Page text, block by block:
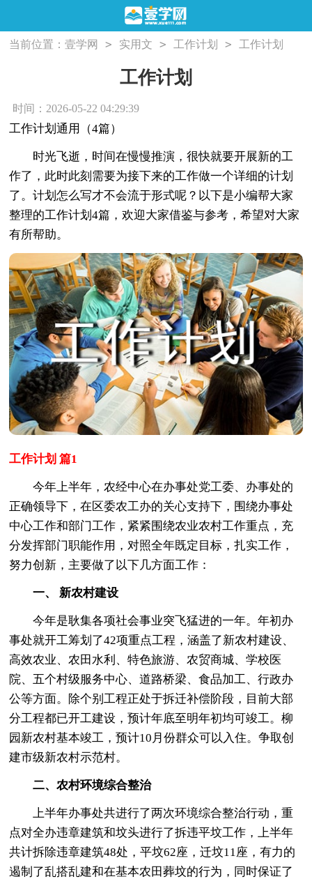
当前位置：壹学网 > 实用文 > 工作计划 > 工作计划
工作计划
时间：2026-05-22 04:29:39
工作计划通用（4篇）
时光飞逝，时间在慢慢推演，很快就要开展新的工
作了，此时此刻需要为接下来的工作做一个详细的计划
了。计划怎么写才不会流于形式呢？以下是小编帮大家
整理的工作计划4篇，欢迎大家借鉴与参考，希望对大家
有所帮助。
工作计划 篇1
今年上半年，农经中心在办事处党工委、办事处的
正确领导下，在区委农工办的关心支持下，围绕办事处
中心工作和部门工作，紧紧围绕农业农村工作重点，充
分发挥部门职能作用，对照全年既定目标，扎实工作，
努力创新，主要做了以下几方面工作：
一、 新农村建设
今年是耿集各项社会事业突飞猛进的一年。年初办
事处就开工筹划了42项重点工程，涵盖了新农村建设、
高效农业、农田水利、特色旅游、农贸商城、学校医
院、五个村级服务中心、道路桥梁、食品加工、行政办
公等方面。除个别工程正处于拆迁补偿阶段，目前大部
分工程都已开工建设，预计年底至明年初均可竣工。柳
园新农村基本竣工，预计10月份群众可以入住。争取创
建市级新农村示范村。
二、农村环境综合整治
上半年办事处共进行了两次环境综合整治行动，重
点对全办违章建筑和坟头进行了拆违平坟工作，上半年
共计拆除违章建筑48处，平坟62座，迁坟11座，有力的
遏制了乱搭乱建和在基本农田葬坟的行为，同时保证了